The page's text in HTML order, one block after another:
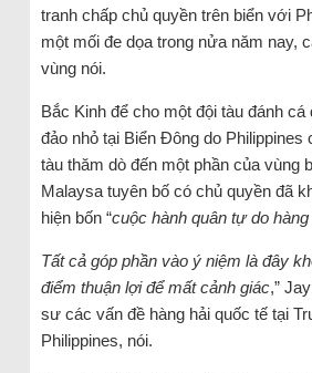
tranh chấp chủ quyền trên biển với
một mối đe dọa trong nửa năm nay,
vùng nói.
Bắc Kinh để cho một đội tàu đánh cá
đảo nhỏ tại Biển Đông do Philippines
tàu thăm dò đến một phần của vùng
Malaysa tuyên bố có chủ quyền đã
hiện bốn “cuộc hành quân tự do hàng
Tất cả góp phần vào ý niệm là đây
điểm thuận lợi để mất cảnh giác,”
sư các vấn đề hàng hải quốc tế tại
Philippines, nói.